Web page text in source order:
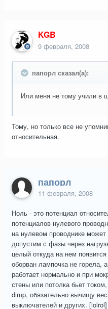
KGB
9 февраля, 2008
папорл сказал(а):
Или меня не тому учили в
Тому, но только все не
относительная.
папорл
11 февраля, 2008
Ноль - это потенциал
потенциалов нулевого
на нулевом проводнике
допустим с фазы через
целый откуда на нем
оборван лампочка не горела,
работает нормально и при
стены или потолка бьет
dimp, обязательно вычищу
выключателей и других. [lolrol]